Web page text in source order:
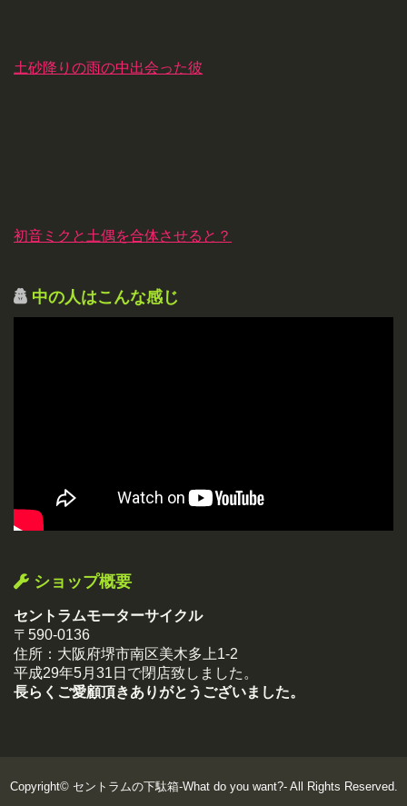
土砂降りの雨の中出会った彼
初音ミクと土偶を合体させると？
中の人はこんな感じ
ショップ概要
セントラムモーターサイクル
〒590-0136
住所：大阪府堺市南区美木多上1-2
平成29年5月31日で閉店致しました。
長らくご愛顧頂きありがとうございました。
Copyright© セントラムの下駄箱-What do you want?-All Rights Reserved.